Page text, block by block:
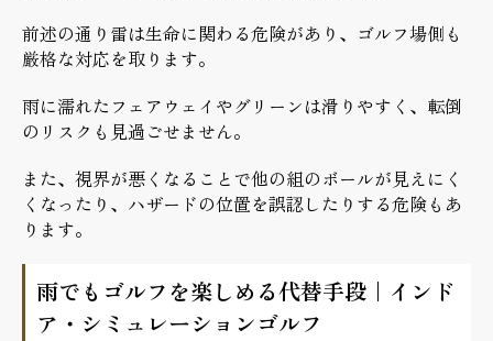
前述の通り雷は生命に関わる危険があり、ゴルフ場側も
厳格な対応を取ります。
雨に濡れたフェアウェイやグリーンは滑りやすく、転倒
のリスクも見過ごせません。
また、視界が悪くなることで他の組のボールが見えにく
くなったり、ハザードの位置を誤認したりする危険もあ
ります。
雨でもゴルフを楽しめる代替手段｜インド
ア・シミュレーションゴルフ